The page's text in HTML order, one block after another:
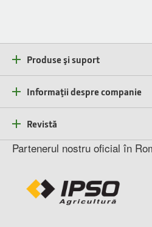
Produse şi suport
Informaţii despre companie
Revistă
Partenerul nostru oficial în